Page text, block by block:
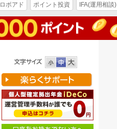
ロボアド ポイント投資 IFA(運用相談)